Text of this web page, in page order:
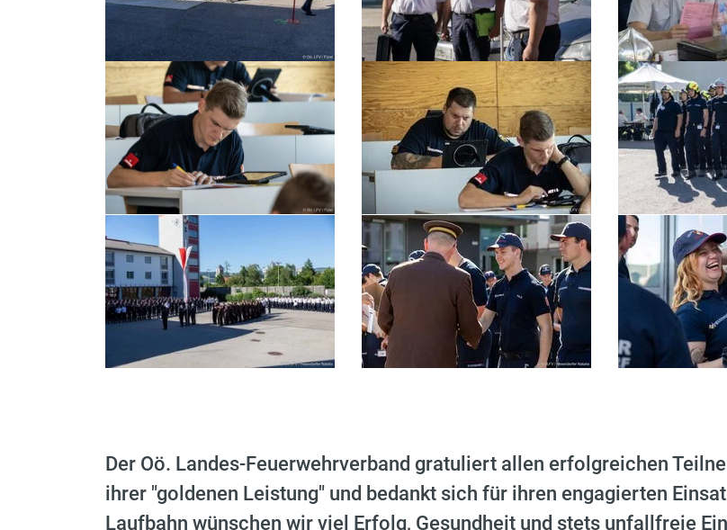
Der Oö. Landes-Feuerwehrverband gratuliert allen erfolgreichen
ihrer "goldenen Leistung" und bedankt sich für ihren engagierten
Laufbahn wünschen wir viel Erfolg, Gesundheit und stets unfallfreie